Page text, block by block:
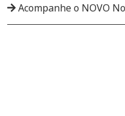
Acompanhe o NOVO